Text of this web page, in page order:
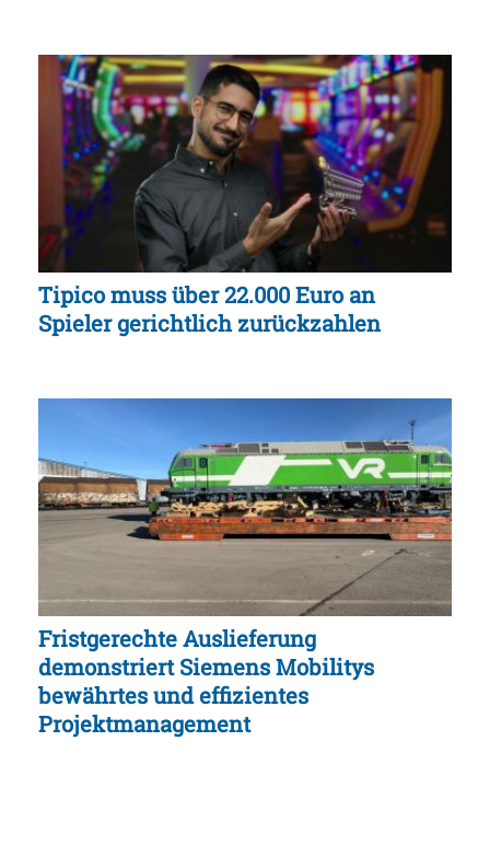
Tipico muss über 22.000 Euro an
Spieler gerichtlich zurückzahlen
Fristgerechte Auslieferung
demonstriert Siemens Mobilitys
bewährtes und effizientes
Projektmanagement